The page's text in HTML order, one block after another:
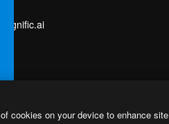
cookies on your device to enhance site